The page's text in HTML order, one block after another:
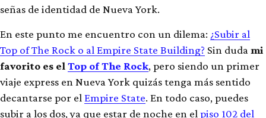
señas de identidad de Nueva York.
En este punto me encuentro con un dilema: ¿Subir al
Top of The Rock o al Empire State Building? Sin duda mi
favorito es el Top of The Rock, pero siendo un primer
viaje express en Nueva York quizás tenga más sentido
decantarse por el Empire State. En todo caso, puedes
subir a los dos, ya que estar de noche en el piso 102 del